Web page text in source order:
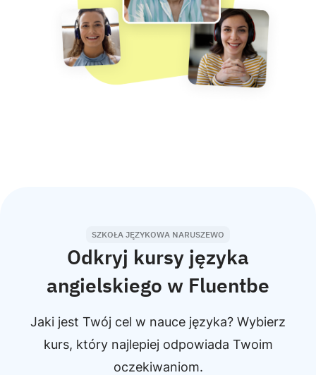
SZKOŁA JĘZYKOWA NARUSZEWO
Odkryj kursy języka
angielskiego w Fluentbe
Jaki jest Twój cel w nauce języka? Wybierz
kurs, który najlepiej odpowiada Twoim
oczekiwaniom.